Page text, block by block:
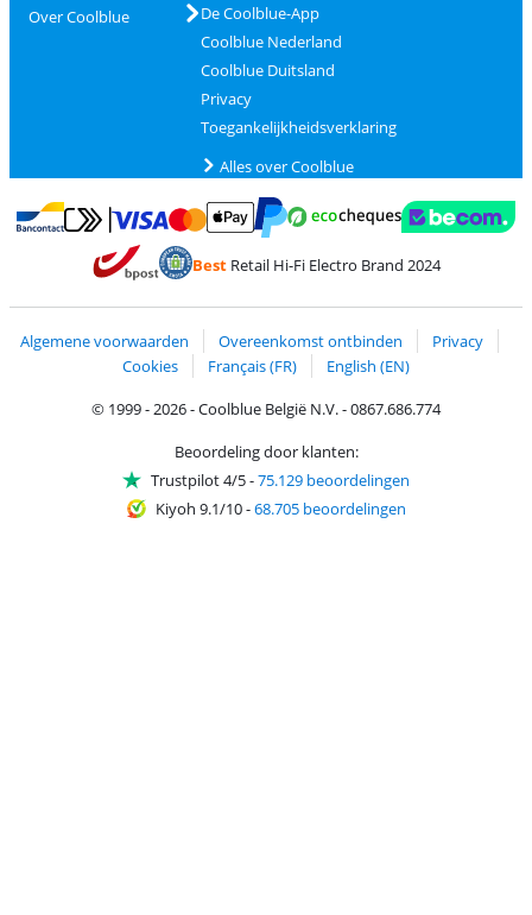
Over Coolblue
De Coolblue-App
Coolblue Nederland
Coolblue Duitsland
Privacy
Toegankelijkheidsverklaring
Alles over Coolblue
Betalen met Bancontact
Betalen met MasterCard en Visa via ClickToPay
Betalen met PayPal
BestRetail Hi-Fi Electro Brand 2024
Algemene voorwaarden Overeenkomst ontbinden
Privacy
Cookies
Français (FR)
English (EN)
© 1999 - 2026 - Coolblue België N.V. - 0867.686.774
Beoordeling door klanten:
Trustpilot 4/5-75.129 beoordelingen
Kiyoh 9.1/10-68.705 beoordelingen